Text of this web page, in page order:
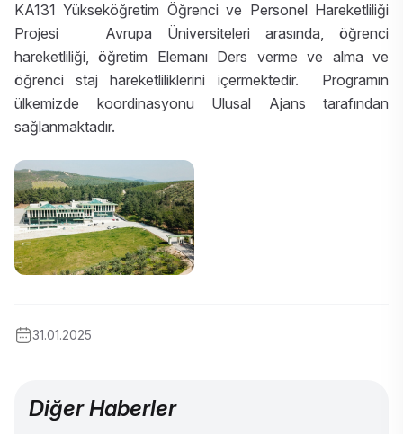
KA131 Yükseköğretim Öğrenci ve Personel Hareketliliği
Projesi Avrupa Üniversiteleri arasında, öğrenci
hareketliliği, öğretim Elemanı Ders verme ve alma ve
öğrenci staj hareketliliklerini içermektedir. Programın
ülkemizde koordinasyonu Ulusal Ajans tarafından
sağlanmaktadır.
31.01.2025
Diğer Haberler